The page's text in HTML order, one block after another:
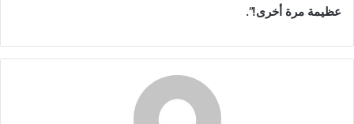
عظيمة مرة أخرى!”.